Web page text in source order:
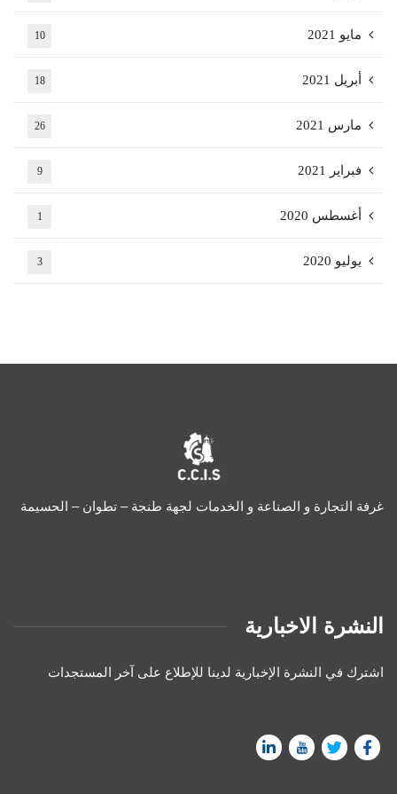
مايو 2021 10
أبريل 2021 18
مارس 2021 26
فبراير 2021 9
أغسطس 2020 1
يوليو 2020 3
غرفة التجارة و الصناعة و الخدمات لجهة طنجة – تطوان – الحسيمة
النشرة الاخبارية
اشترك في النشرة الإخبارية لدينا للإطلاع على آخر المستجدات